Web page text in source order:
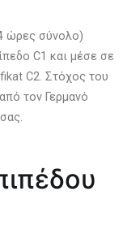
ώρες σύνολο)
C1 και μέσε σε
C2. Στόχος του
τον Γερμανό